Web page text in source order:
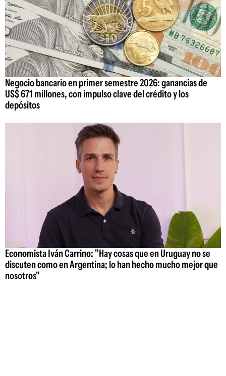
Negocio bancario en primer semestre 2026: ganancias de
US$ 671 millones, con impulso clave del crédito y los
depósitos
Economista Iván Carrino: "Hay cosas que en Uruguay no se
discuten como en Argentina; lo han hecho mucho mejor que
nosotros"